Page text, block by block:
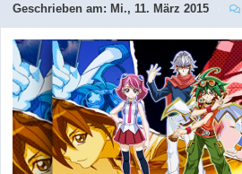
Geschrieben am: Mi., 11. März 2015